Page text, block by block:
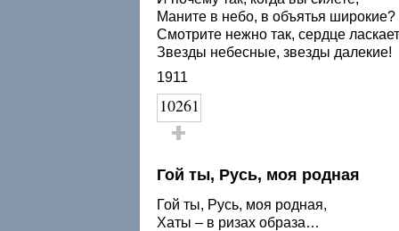
Маните в небо, в объятья широкие?
Смотрите нежно так, сердце
Звезды небесные, звезды далекие!
1911
10261
Гой ты, Русь, моя родная
Гой ты, Русь, моя родная,
Хаты – в ризах образа…